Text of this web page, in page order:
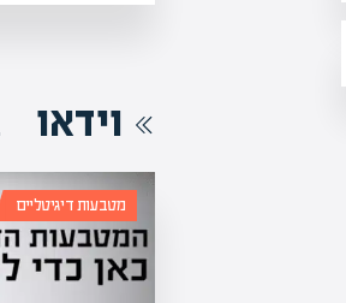
וידאו
מטבעות דיגיטליים